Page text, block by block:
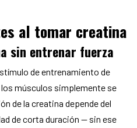
al tomar creatina
sin entrenar fuerza
de entrenamiento de
músculos simplemente se
de la creatina depende del
de corta duración — sin ese